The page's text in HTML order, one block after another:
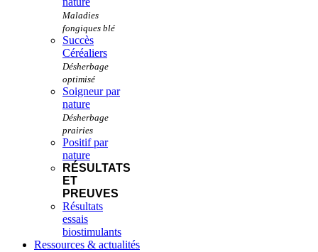
Succès
Céréaliers
Soigneur par
nature
Positif par
nature
RÉSULTATS
ET
PREUVES
Résultats
essais
biostimulants
Ressources & actualités